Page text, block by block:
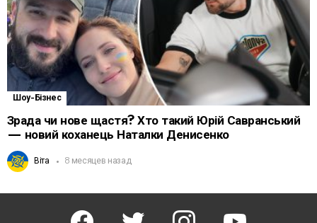
Шоу-Бізнес
Зрада чи нове щастя? Хто такий Юрій Савранський
— новий коханець Наталки Денисенко
Віта 8 месяцев назад
facebook twitter instagram youtube